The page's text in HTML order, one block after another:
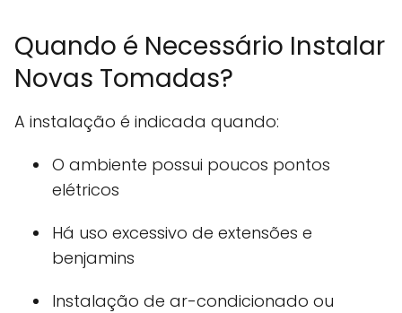
Quando é Necessário Instalar
Novas Tomadas?
A instalação é indicada quando:
O ambiente possui poucos pontos
elétricos
Há uso excessivo de extensões e
benjamins
Instalação de ar-condicionado ou